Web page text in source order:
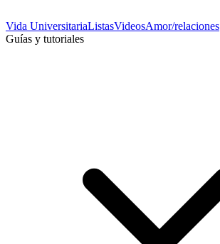
Vida UniversitariaListasVideosAmor/relaciones
Guías y tutoriales